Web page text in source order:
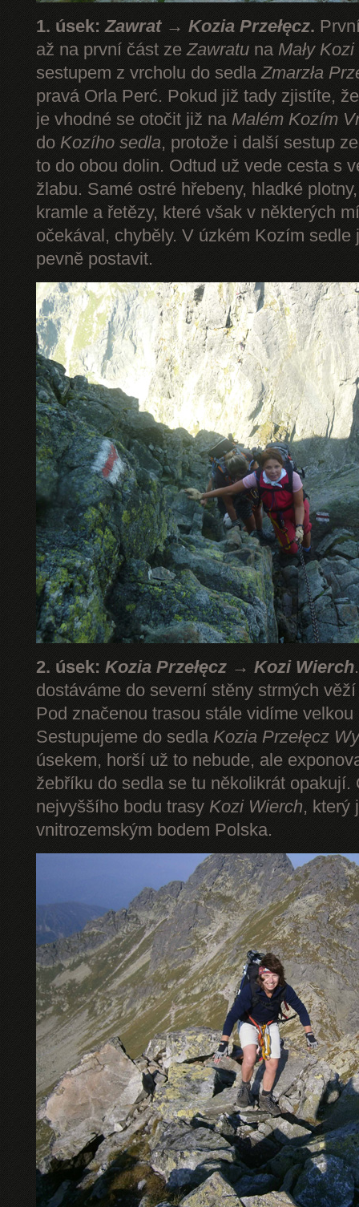
1. úsek:Zawrat → Kozia Przełęcz.
až na první část zeZawratu naMały Kozi
sestupem z vrcholu do sedlaZmarzła
pravá Orla Perć. Pokud již tady zjistíte,
je vhodné se otočit již na Malém Kozím
do Kozího sedla, protože i další sestup
to do obou dolin. Odtud už vede cesta s
žlabu. Samé ostré hřebeny, hladké
kramle a řetězy, které však v některých
očekával, chyběly. V úzkém Kozím sedle
pevně postavit.
2. úsek: Kozia Przełęcz → Kozi Wierch
dostáváme do severní stěny strmých
Pod značenou trasou stále vidíme
Sestupujeme do sedla Kozia Przełęcz
úsekem, horší už to nebude, ale
žebříku do sedla se tu několikrát opakují.
nejvyššího bodu trasy Kozi Wierch, který
vnitrozemským bodem Polska.